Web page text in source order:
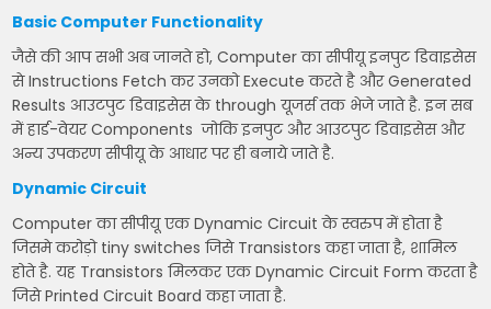
Basic Computer Functionality
जैसे की आप सभी अब जानते हो, Computer का सीपीयू इनपुट डिवाइसेस
से Instructions Fetch कर उनको Execute करते है और Generated
Results आउटपुट डिवाइसेस के through यूजर्स तक भेजे जाते है. इन सब
में हार्ड-वेयर Components जोकि इनपुट और आउटपुट डिवाइसेस और
अन्य उपकरण सीपीयू के आधार पर ही बनाये जाते है.
Dynamic Circuit
Computer का सीपीयू एक Dynamic Circuit के स्वरुप में होता है
जिसमे करोड़ो tiny switches जिसे Transistors कहा जाता है, शामिल
होते है. यह Transistors मिलकर एक Dynamic Circuit Form करता है
जिसे Printed Circuit Board कहा जाता है.